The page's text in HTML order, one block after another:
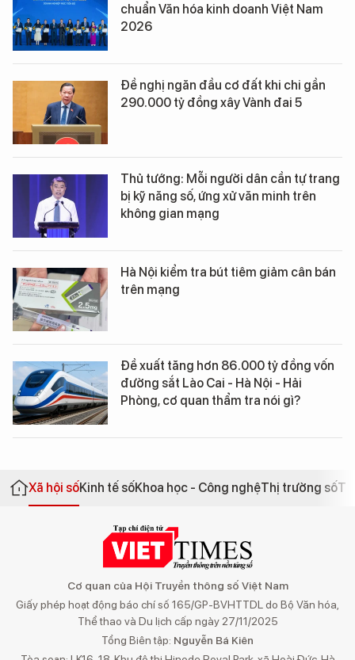
chuẩn Văn hóa kinh doanh Việt Nam
2026
Đề nghị ngăn đầu cơ đất khi chi gần
290.000 tỷ đồng xây Vành đai 5
Thủ tướng: Mỗi người dân cần tự trang
bị kỹ năng số, ứng xử văn minh trên
không gian mạng
Hà Nội kiểm tra bút tiêm giảm cân bán
trên mạng
Đề xuất tăng hơn 86.000 tỷ đồng vốn
đường sắt Lào Cai - Hà Nội - Hải
Phòng, cơ quan thẩm tra nói gì?
Xã hội sốKinh tế sốKhoa học - Công nghệThị trường số
Cơ quan của Hội Truyền thông số Việt Nam
Giấy phép hoạt động báo chí số 165/GP-BVHTTDL do Bộ Văn hóa,
Thể thao và Du lịch cấp ngày 27/11/2025
Tổng Biên tập: Nguyễn Bá Kiên